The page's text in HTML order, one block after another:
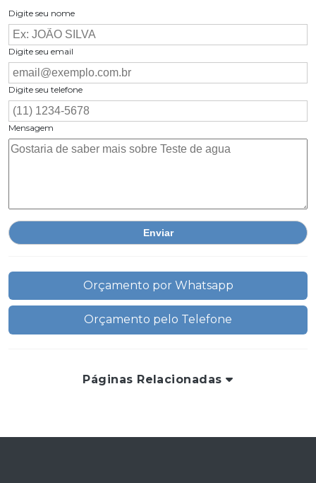
Digite seu nome
Digite seu email
Digite seu telefone
Mensagem
Orçamento por Whatsapp
Orçamento pelo Telefone
Páginas Relacionadas